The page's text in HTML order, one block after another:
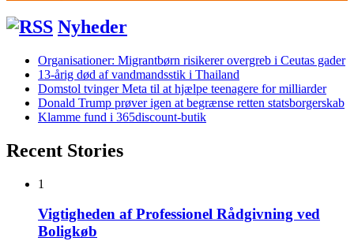
Nyheder
Organisationer: Migrantbørn risikerer overgreb i Ceutas gader
13-årig død af vandmandsstik i Thailand
Domstol tvinger Meta til at hjælpe teenagere for milliarder
Donald Trump prøver igen at begrænse retten statsborgerskab
Klamme fund i 365discount-butik
Recent Stories
1
Vigtigheden af Professionel Rådgivning ved
Boligkøb